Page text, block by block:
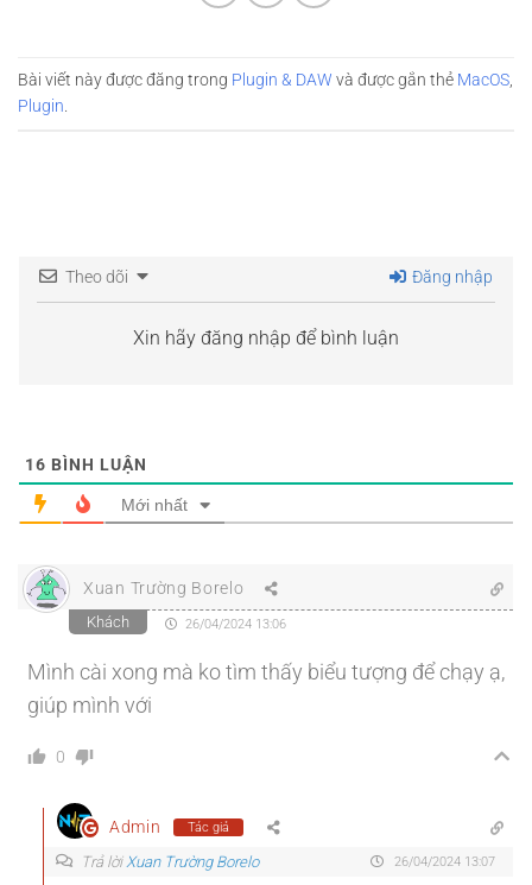
Bài viết này được đăng trong Plugin & DAW và được gắn thẻ MacOS
Plugin
Theo dõi Đăng nhập
Xin hãy đăng nhập để bình luận
16 BÌNH LUẬN
Mới nhất
Xuan Trường Borelo
Khách 26/04/2024 13:06
Mình cài xong mà ko tìm thấy biểu tượng để chạy ạ,
giúp mình với
0
Admin Tác giả
Trả lời Xuan Trường Borelo 26/04/2024 13:07